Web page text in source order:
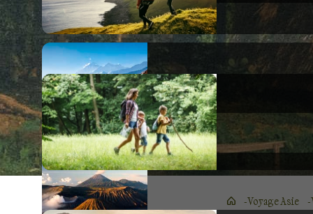
Voyage Asie